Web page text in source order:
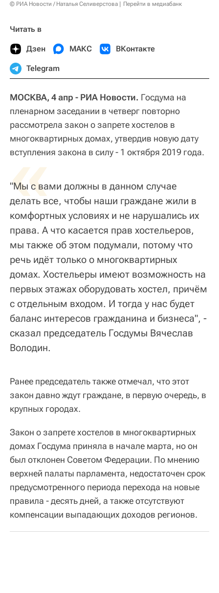
© РИА Новости / Наталья Селиверстова Перейти в медиабанк
Читать в
Дзен МАКС ВКонтакте
Telegram
МОСКВА, 4 апр - РИА Новости. Госдума на
пленарном заседании в четверг повторно
рассмотрела закон о запрете хостелов в
многоквартирных домах, утвердив новую дату
вступления закона в силу - 1 октября 2019 года.
«
"Мы с вами должны в данном случае
делать все, чтобы наши граждане жили в
комфортных условиях и не нарушались их
права. А что касается прав хостельеров,
мы также об этом подумали, потому что
речь идёт только о многоквартирных
домах. Хостельеры имеют возможность на
первых этажах оборудовать хостел, причём
с отдельным входом. И тогда у нас будет
баланс интересов гражданина и бизнеса", -
сказал председатель Госдумы Вячеслав
Володин.
Ранее председатель также отмечал, что этот
закон давно ждут граждане, в первую очередь, в
крупных городах.
Закон о запрете хостелов в многоквартирных
домах Госдума приняла в начале марта, но он
был отклонен Советом Федерации. По мнению
верхней палаты парламента, недостаточен срок
предусмотренного периода перехода на новые
правила - десять дней, а также отсутствуют
компенсации выпадающих доходов регионов.